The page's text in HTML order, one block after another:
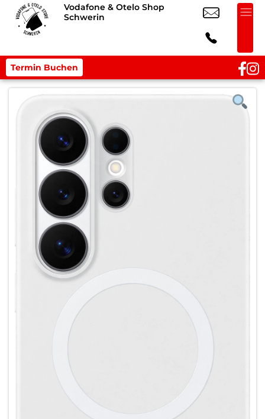
Vodafone & Otelo Shop
Schwerin
Termin Buchen